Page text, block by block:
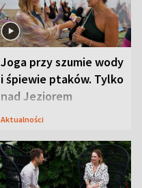
Joga przy szumie wody
i śpiewie ptaków. Tylko
nad Jeziorem
Tarnobrzeskim
Aktualności